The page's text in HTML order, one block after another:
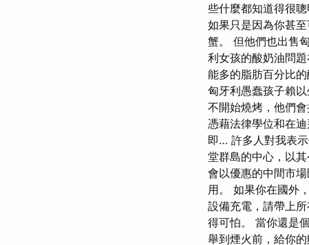
些什麼都知道得很
如果只是因為你甚
蟹。 但他們也出售
利女孩的酸奶油問
能多的脂肪百分比
匈牙利愚蠢孩子賴
不開始燒烤，他們
憑藉法律學位和在
即… 許多人對我表
堂群島的中心，以
會以優惠的中間市
用。 如果你在國外
設備充電，請帶上
得可怕。 當你還是
舉到煙火前，給你